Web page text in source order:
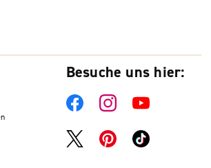
Besuche uns hier: